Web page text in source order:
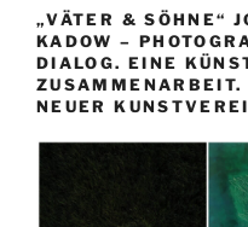
„VÄTER & SÖHNE“
KADOW –
DIALOG. EINE
NEUER